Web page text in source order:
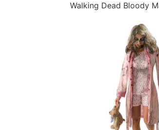
Walking Dead Bloody